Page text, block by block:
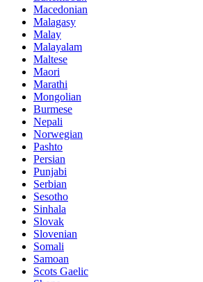
Macedonian
Malagasy
Malay
Malayalam
Maltese
Maori
Marathi
Mongolian
Burmese
Nepali
Norwegian
Pashto
Persian
Punjabi
Serbian
Sesotho
Sinhala
Slovak
Slovenian
Somali
Samoan
Scots Gaelic